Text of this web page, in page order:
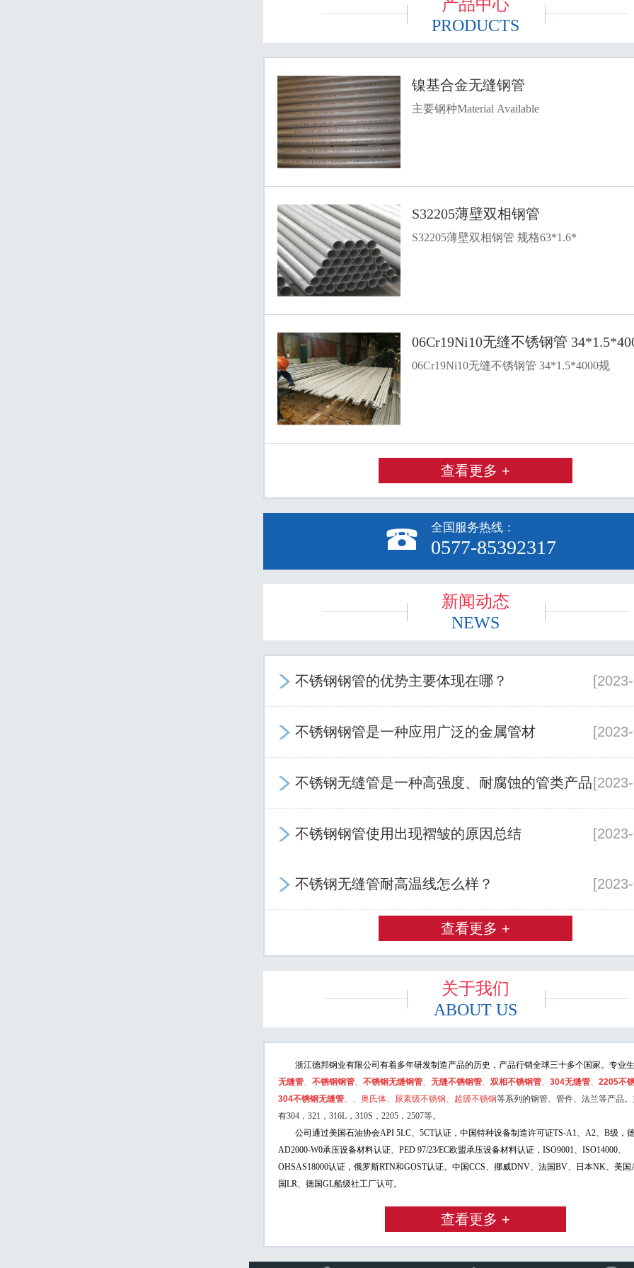
产品中心
PRODUCTS
镍基合金无缝钢管
主要钢种Material Available
S32205薄壁双相钢管
S32205薄壁双相钢管 规格63*1.6*
06Cr19Ni10无缝不锈钢管
06Cr19Ni10无缝不锈钢管 34*1.5*4000规
查看更多 +
 全国服务热线：
0577-85392317
新闻动态
NEWS
 不锈钢钢管的优势主要体现在哪？
 不锈钢钢管是一种应用广泛的金属管材
 不锈钢无缝管是一种高强度、耐腐蚀的管类产品
 不锈钢钢管使用出现褶皱的原因总结
 不锈钢无缝管耐高温线怎么样？
查看更多 +
关于我们
ABOUT US
浙江德邦钢业有限公司有着多年研发制造产品的历史，产品行销全球三十多个国家。专业
无缝管、不锈钢钢管、不锈钢无缝钢管、无缝不锈钢管、双相不锈钢管、304无缝管、2205不
304不锈钢无缝管、 、奥氏体、尿素级不锈钢、超级不锈钢等系列的钢管、管件、法兰等产品
有304，321，316L，310S，2205，2507等。
公司通过美国石油协会API 5LC、5CT认证，中国特种设备制造许可证TS-A1、A2、B级，
AD2000-W0承压设备材料认证、PED 97/23/EC欧盟承压设备材料认证，ISO9001、ISO14000、
OHSAS18000认证，俄罗斯RTN和GOST认证。中国CCS、挪威DNV、法国BV、日本NK、美国
国LR、德国GL船级社工厂认可。
查看更多 +